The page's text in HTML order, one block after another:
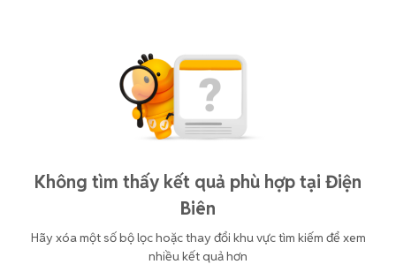
Không tìm thấy kết quả phù hợp tại Điện
Biên
Hãy xóa một số bộ lọc hoặc thay đổi khu vực tìm kiếm để xem
nhiều kết quả hơn